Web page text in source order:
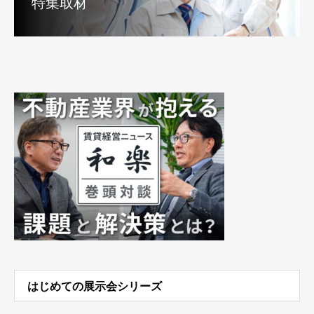
はじめての展示会シリーズ